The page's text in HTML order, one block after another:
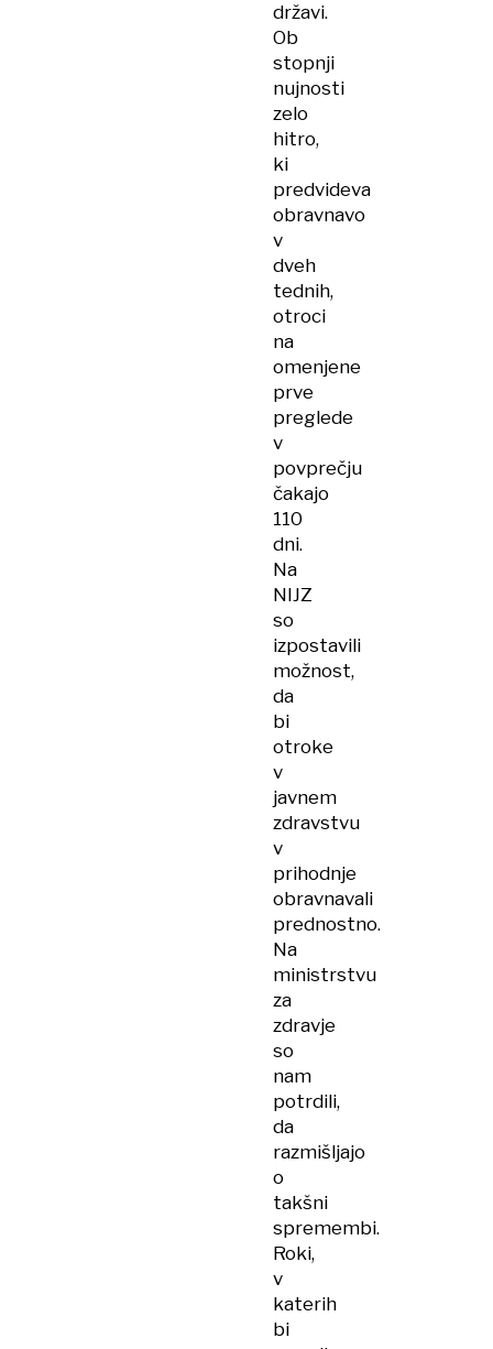
državi.
Ob
stopnji
nujnosti
zelo
hitro,
ki
predvideva
obravnavo
v
dveh
tednih,
otroci
na
omenjene
prve
preglede
v
povprečju
čakajo
110
dni.
Na
NIJZ
so
izpostavili
možnost,
da
bi
otroke
v
javnem
zdravstvu
v
prihodnje
obravnavali
prednostno.
Na
ministrstvu
za
zdravje
so
nam
potrdili,
da
razmišljajo
o
takšni
spremembi.
Roki,
v
katerih
bi